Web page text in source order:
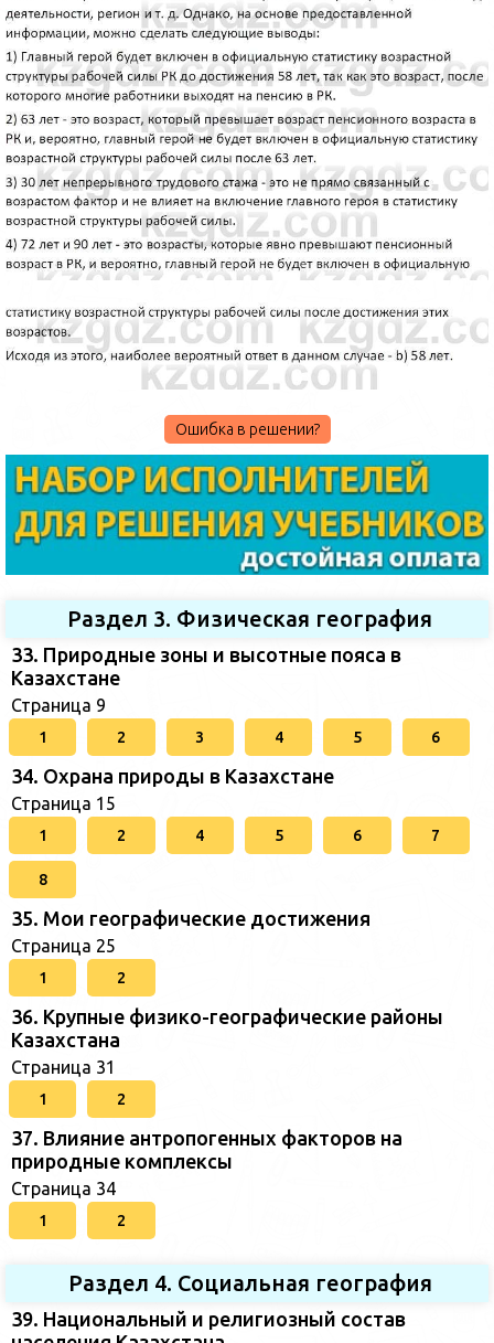
Ошибка в решении?
Раздел 3. Физическая география
33. Природные зоны и высотные пояса в
Казахстане
Страница 9
1 2 3 4 5 6
34. Охрана природы в Казахстане
Страница 15
1 2 4 5 6 7
8
35. Мои географические достижения
Страница 25
1 2
36. Крупные физико-географические районы
Казахстана
Страница 31
1 2
37. Влияние антропогенных факторов на
природные комплексы
Страница 34
1 2
Раздел 4. Социальная география
39. Национальный и религиозный состав